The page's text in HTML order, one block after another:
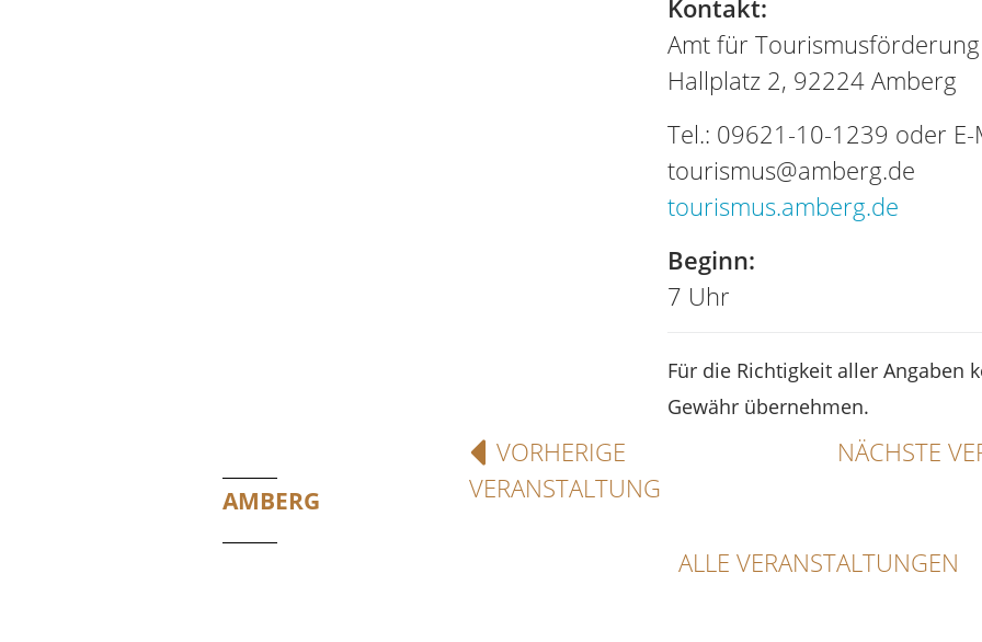
Kontakt:
Amt für Tourismusförderung
Hallplatz 2, 92224 Amberg
Tel.: 09621-10-1239 oder E-
tourismus@amberg.de
tourismus.amberg.de
Beginn:
7 Uhr
Für die Richtigkeit aller Angaben
Gewähr übernehmen.
AMBERG
VORHERIGE
VERANSTALTUNG
NÄCHSTE
ALLE VERANSTALTUNGEN